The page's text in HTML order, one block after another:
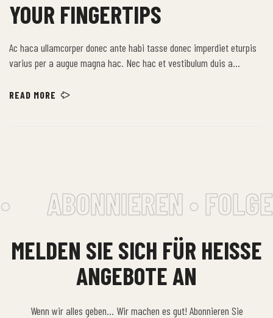
YOUR FINGERTIPS
Ac haca ullamcorper donec ante habi tasse donec imperdiet eturpis
varius per a augue magna hac. Nec hac et vestibulum duis a
himenaeos nunc torquent euismod adipiscing adipiscing dui gravida
READ MORE
ABONNIEREN •
MELDEN SIE SICH FÜR HEISSE A
NGEBOTE AN
Wenn wir alles geben… Wir machen es gut! Abonnieren Sie